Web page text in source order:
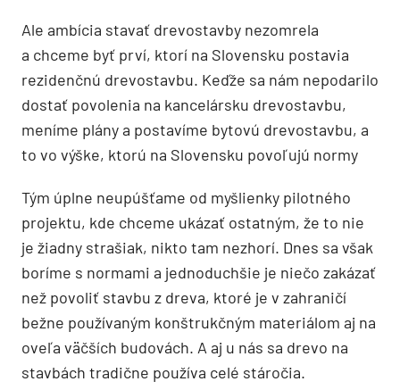
Ale ambícia stavať drevostavby nezomrela
a chceme byť prví, ktorí na Slovensku postavia
rezidenčnú drevostavbu. Keďže sa nám nepodarilo
dostať povolenia na kancelársku drevostavbu,
meníme plány a postavíme bytovú drevostavbu, a
to vo výške, ktorú na Slovensku povoľujú normy
Tým úplne neupúšťame od myšlienky pilotného
projektu, kde chceme ukázať ostatným, že to nie
je žiadny strašiak, nikto tam nezhorí. Dnes sa však
boríme s normami a jednoduchšie je niečo zakázať
než povoliť stavbu z dreva, ktoré je v zahraničí
bežne používaným konštrukčným materiálom aj na
oveľa väčších budovách. A aj u nás sa drevo na
stavbách tradične používa celé stáročia.